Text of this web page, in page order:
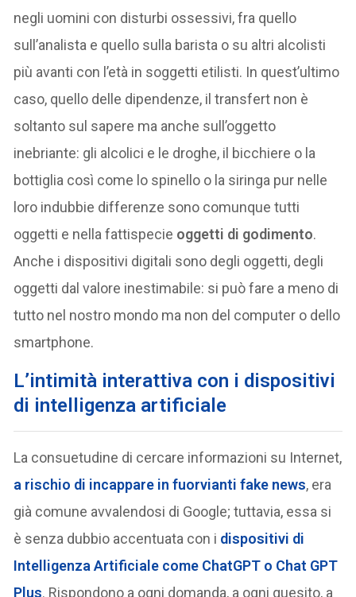
negli uomini con disturbi ossessivi, fra quello
sull’analista e quello sulla barista o su altri alcolisti
più avanti con l’età in soggetti etilisti. In quest’ultimo
caso, quello delle dipendenze, il transfert non è
soltanto sul sapere ma anche sull’oggetto
inebriante: gli alcolici e le droghe, il bicchiere o la
bottiglia così come lo spinello o la siringa pur nelle
loro indubbie differenze sono comunque tutti
oggetti e nella fattispecie oggetti di godimento.
Anche i dispositivi digitali sono degli oggetti, degli
oggetti dal valore inestimabile: si può fare a meno di
tutto nel nostro mondo ma non del computer o dello
smartphone.
L’intimità interattiva con i dispositivi
di intelligenza artificiale
La consuetudine di cercare informazioni su Internet,
a rischio di incappare in fuorvianti fake news, era
già comune avvalendosi di Google; tuttavia, essa si
è senza dubbio accentuata con i dispositivi di
Intelligenza Artificiale come ChatGPT o Chat GPT
Plus. Rispondono a ogni domanda, a ogni quesito, a